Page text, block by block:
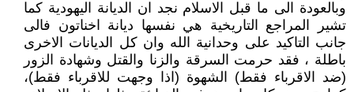
وبالعودة الى ما قبل الاسلام نجد ان الديانة اليهودية كما
تشير المراجع التاريخية هي نفسها ديانة اخناتون فالى
جانب التاكيد على وحدانية الله وان كل الديانات الاخرى
باطلة ، فقد حرمت السرقة والزنا والقتل وشهادة الزور
(ضد الاقرباء فقط) الشهوة (اذا وجهت للاقرباء فقط)،